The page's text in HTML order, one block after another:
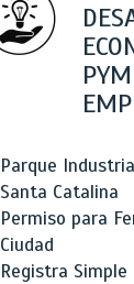
Parque
Santa Catalina
Permiso para
Ciudad
Registra Simple